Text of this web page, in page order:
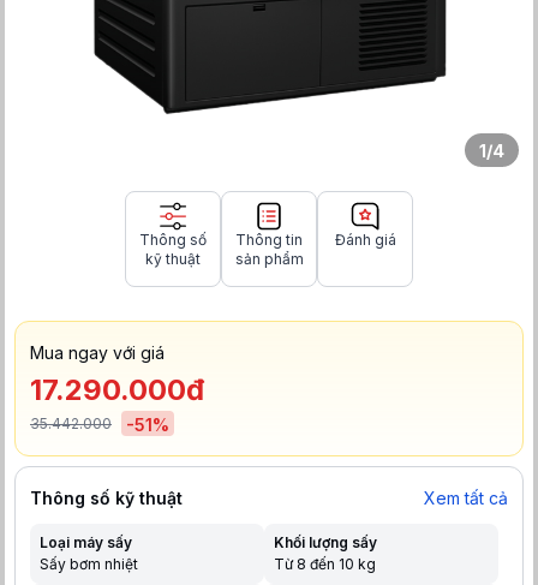
1/4
Thông số
kỹ thuật
Thông tin
sản phẩm
Đánh giá
Mua ngay với giá
17.290.000đ
35.442.000 -51%
Thông số kỹ thuật Xem tất cả
Loại máy sấy
Sấy bơm nhiệt
Khối lượng sấy
Từ 8 đến 10 kg